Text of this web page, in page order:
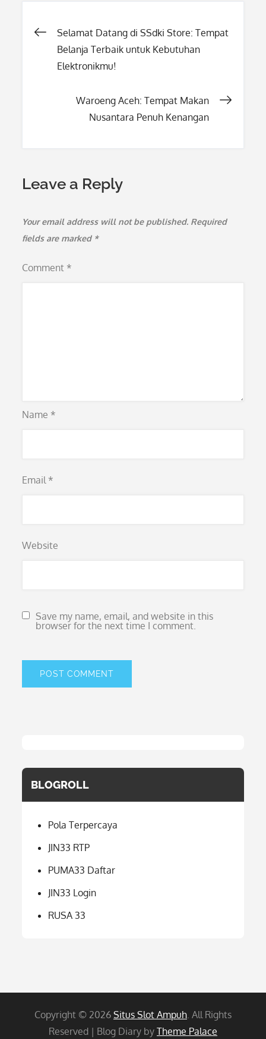
Post
navigation
Selamat Datang di SSdki Store: Tempat
Belanja Terbaik untuk Kebutuhan
Elektronikmu!
Waroeng Aceh: Tempat Makan
Nusantara Penuh Kenangan
Leave a Reply
Your email address will not be published. Required
fields are marked *
Comment *
Name *
Email *
Website
Save my name, email, and website in this
browser for the next time I comment.
BLOGROLL
Pola Terpercaya
JIN33 RTP
PUMA33 Daftar
JIN33 Login
RUSA 33
Copyright © 2026 Situs Slot Ampuh. All Rights
Reserved | Blog Diary by Theme Palace